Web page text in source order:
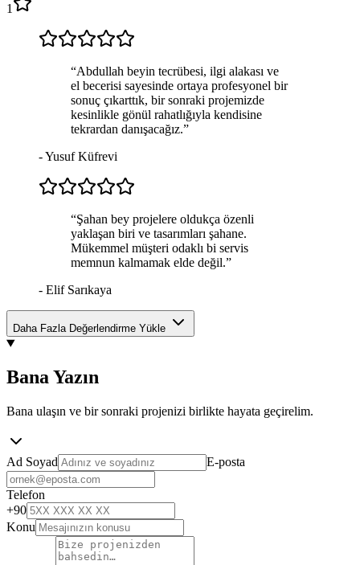
1
“Abdullah beyin tecrübesi, ilgi alakası ve
el becerisi sayesinde ortaya profesyonel bir
sonuç çıkarttık, bir sonraki projemizde
kesinlikle gönül rahatlığıyla kendisine
tekrardan danışacağız.”
-Yusuf Küfrevi
“Şahan bey projelere oldukça özenli
yaklaşan biri ve tasarımları şahane.
Mükemmel müşteri odaklı bi servis
memnun kalmamak elde değil.”
- Elif Sarıkaya
Daha Fazla Değerlendirme Yükle
Bana Yazın
Bana ulaşın ve bir sonraki projenizi birlikte hayata geçirelim.
Ad Soyad E-posta
Telefon
+90
Konu